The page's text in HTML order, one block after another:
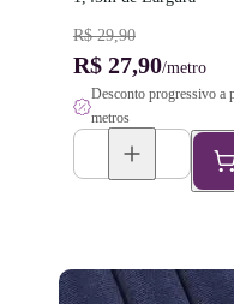
R$ 29,90
R$ 27,90/metro
Desconto progressivo a
metros